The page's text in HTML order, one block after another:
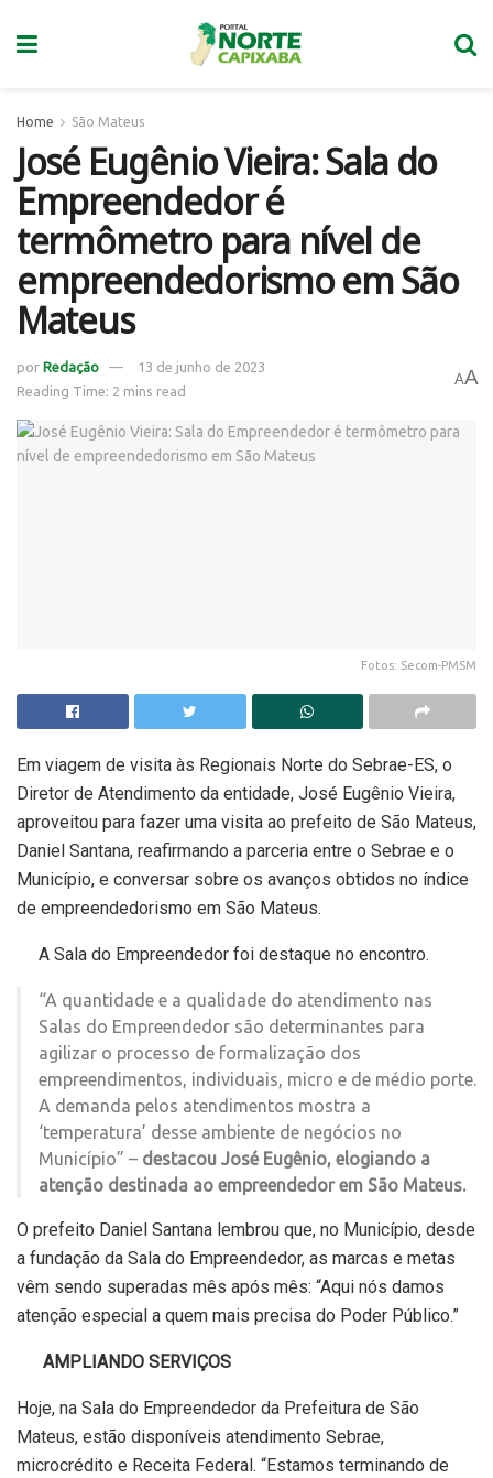
Home São Mateus
José Eugênio Vieira: Sala do
Empreendedor é
termômetro para nível de
empreendedorismo em São
Mateus
por Redação
13 de junho de 2023
Reading Time: 2 mins read
AA
Fotos: Secom-PMSM
Em viagem de visita às Regionais Norte do Sebrae-ES, o
Diretor de Atendimento da entidade, José Eugênio Vieira,
aproveitou para fazer uma visita ao prefeito de São Mateus,
Daniel Santana, reafirmando a parceria entre o Sebrae e o
Município, e conversar sobre os avanços obtidos no índice
de empreendedorismo em São Mateus.
A Sala do Empreendedor foi destaque no encontro.
“A quantidade e a qualidade do atendimento nas
Salas do Empreendedor são determinantes para
agilizar o processo de formalização dos
empreendimentos, individuais, micro e de médio porte.
A demanda pelos atendimentos mostra a
‘temperatura’ desse ambiente de negócios no
Município” – destacou José Eugênio, elogiando a
atenção destinada ao empreendedor em São Mateus.
O prefeito Daniel Santana lembrou que, no Município, desde
a fundação da Sala do Empreendedor, as marcas e metas
vêm sendo superadas mês após mês: “Aqui nós damos
atenção especial a quem mais precisa do Poder Público.”
AMPLIANDO SERVIÇOS
Hoje, na Sala do Empreendedor da Prefeitura de São
Mateus, estão disponíveis atendimento Sebrae,
microcrédito e Receita Federal. “Estamos terminando de